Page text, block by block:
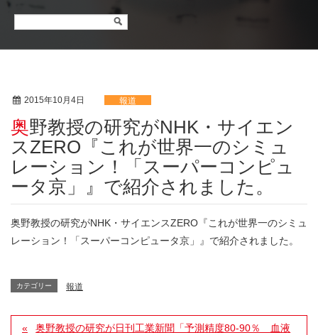
2015年10月4日 報道
奥野教授の研究がNHK・サイエン
スZERO『これが世界一のシミュ
レーション！「スーパーコンピュ
ータ京」』で紹介されました。
奥野教授の研究がNHK・サイエンスZERO『これが世界一のシミュ
レーション！「スーパーコンピュータ京」』で紹介されました。
カテゴリー 報道
奥野教授の研究が日刊工業新聞「予測精度80-90％ 血液